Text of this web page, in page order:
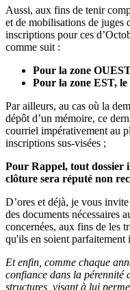
Aussi, aux fins de tenir
et de mobilisations de juges
inscriptions pour ces
comme suit :
Pour la zone
Pour la zone EST,
Par ailleurs, au cas où la
dépôt d’un mémoire, ce
courriel impérativement au
inscriptions sus-visées ;
Pour Rappel, tout dossier
clôture sera réputé non
D’ores et déjà, je vous
des documents nécessaires
concernées, aux fins de les
qu'ils en soient parfaitement
Et enfin, comme chaque
confiance dans la pérennité
structures, visant à lui